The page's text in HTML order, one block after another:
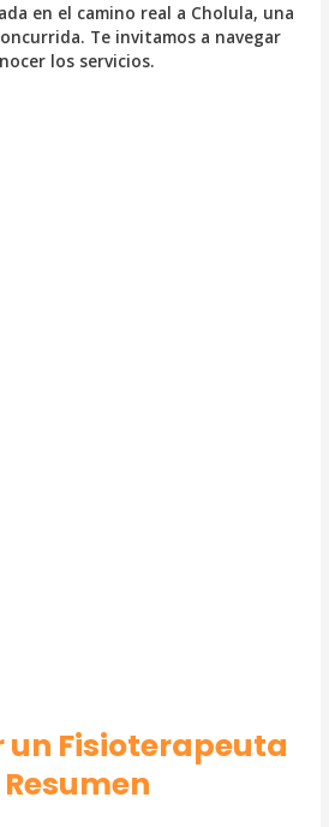
en el camino real a Cholula, una
Te invitamos a navegar
los servicios.
un Fisioterapeuta